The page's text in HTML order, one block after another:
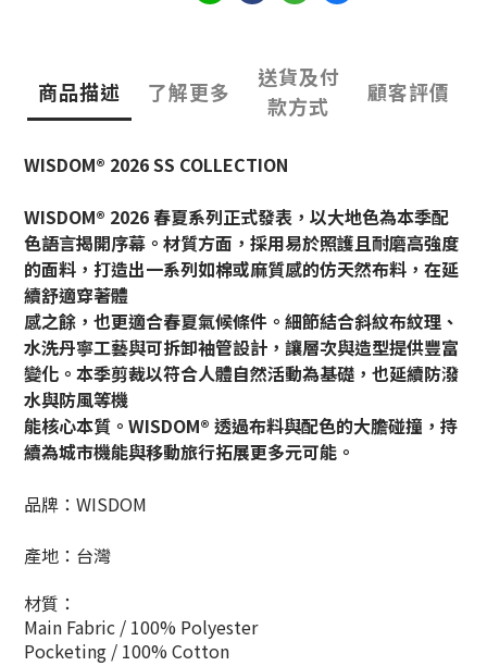
商品描述 了解更多
送貨及付
款方式
顧客評價
WISDOM® 2026 SS COLLECTION
WISDOM® 2026 春夏系列正式發表，以大地色為本季配
色語言揭開序幕。材質方面，採用易於照護且耐磨高強度
的面料，打造出一系列如棉或麻質感的仿天然布料，在延
續舒適穿著體
感之餘，也更適合春夏氣候條件。細節結合斜紋布紋理、
水洗丹寧工藝與可拆卸袖管設計，讓層次與造型提供豐富
變化。本季剪裁以符合人體自然活動為基礎，也延續防潑
水與防風等機
能核心本質。WISDOM® 透過布料與配色的大膽碰撞，持
續為城市機能與移動旅行拓展更多元可能。
品牌：WISDOM
產地：台灣
材質：
Main Fabric / 100% Polyester
Pocketing / 100% Cotton